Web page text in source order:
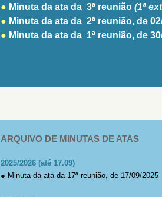
● Minuta da ata da 3ª reunião (1ª
● Minuta da ata da 2ª reunião, de
● Minuta da ata da 1ª reunião, de
ARQUIVO DE MINUTAS DE ATAS
2025/2026 (até 17.09)
● Minuta da ata da 17ª reunião, de 17/09/2025